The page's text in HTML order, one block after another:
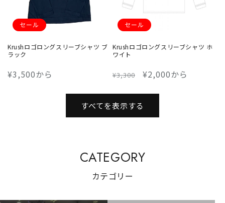
セール
Krushロゴロングスリーブシャツ ブ
ラック
通
¥3,500から
セール
Krushロゴロングスリーブシャツ ホ
ワイト
通
格
¥3,300
セ
¥2,000から
すべてを表示する
CATEGORY
カテゴリー